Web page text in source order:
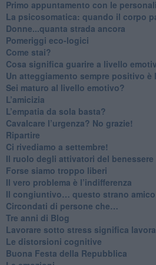
​Primo appuntamento con le
La psicosomatica: quando il corpo
Donne...quanta strada ancora
​Pomeriggi eco-logici
​Come stai?
Cosa significa guarire a livello
​Un atteggiamento sempre positivo è
​Sei maturo al livello emotivo?
​L’amicizia
​L’empatia da sola basta?
​Cavalcare l’urgenza? No grazie!
Ripartire
​Ci rivediamo a settembre!
​Il ruolo degli attivatori del benessere
​Forse siamo troppo liberi
​Il vero problema è l’indifferenza
​Il congiuntivo… questo strano amico
​Circondati di persone che…
​Tre anni di Blog
​Lavorare sotto stress significa
​Le distorsioni cognitive
​Buona Festa della Repubblica